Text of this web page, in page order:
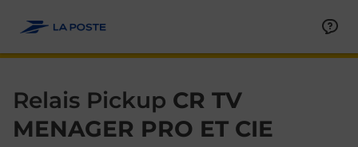
Relais Pickup CR TV
MENAGER PRO ET CIE